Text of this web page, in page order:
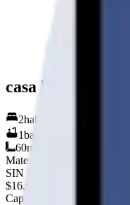
casa los lingues
2hab.
1baños
60m²
Material
SIN DEFINIR
$16.902.256
Cap. de fabricación este mes: